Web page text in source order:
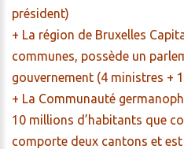
président)
+ La région de Bruxelles
communes, possède un
gouvernement (4 ministres +
+ La Communauté
10 millions d’habitants que
comporte deux cantons et